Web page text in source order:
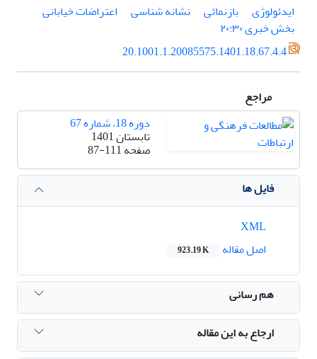
ایدئولوژی
بازنمائی نشانه شناسی
اعتراضات خیابانی
بخش خبری ۲۰:۳۰
20.1001.1.20085575.1401.18.67.4.4
مراجع
دوره 18، شماره 67
تابستان 1401
صفحه87-111
فایل ها
اصل مقاله
923.19 K
هم رسانی
ارجاع به این مقاله